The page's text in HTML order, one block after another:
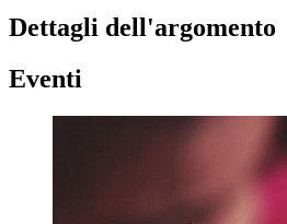
Dettagli dell'argomento
Eventi